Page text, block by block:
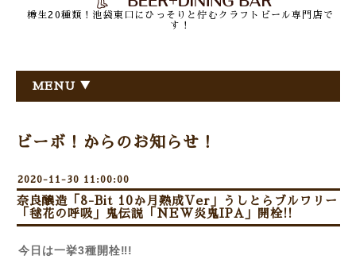
樽生20種類！池袋東口にひっそりと佇むクラフトビール専門店で
す！
MENU ▼
ビーボ！からのお知らせ！
2020-11-30 11:00:00
奈良醸造「8-Bit 10か月熟成Ver」うしとらブルワリー
「毬花の呼吸」鬼伝説「NEW炎鬼IPA」開栓!!
今日は一挙3種開栓‼!